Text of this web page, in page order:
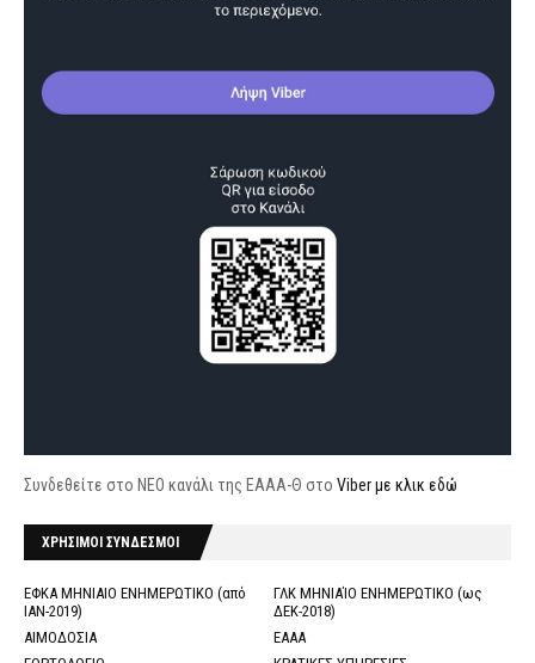
Συνδεθείτε στο ΝΕΟ κανάλι της ΕΑΑΑ-Θ στο Viber με κλικ εδώ
ΧΡΗΣΙΜΟΙ ΣΥΝΔΕΣΜΟΙ
ΕΦΚΑ ΜΗΝΙΑΙΟ ΕΝΗΜΕΡΩΤΙΚΟ (από
ΙΑΝ-2019)
ΓΛΚ ΜΗΝΙΑΊΟ ΕΝΗΜΕΡΩΤΙΚΟ (ως
ΔΕΚ-2018)
ΑΙΜΟΔΟΣΙΑ
ΕΑΑΑ